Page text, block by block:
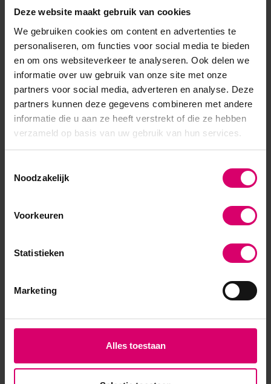
Deze website maakt gebruik van cookies
We gebruiken cookies om content en advertenties te
personaliseren, om functies voor social media te bieden
en om ons websiteverkeer te analyseren. Ook delen we
informatie over uw gebruik van onze site met onze
partners voor social media, adverteren en analyse. Deze
partners kunnen deze gegevens combineren met andere
informatie die u aan ze heeft verstrekt of die ze hebben
verzameld op basis van uw gebruik van hun services.
Noodzakelijk
Voorkeuren
Statistieken
Marketing
Alles toestaan
• Voor universeel gebruik
• HEMA-vrij
* Een hoogglans die blijft!
* Super glad oppervlak
* Tot wel 3 weken draagbaar
*bewijs van nagelstyliste opleiding / pedicure opleiding /
gerelateerde inschrijving bij de Kamer van Koophandel (KvK).